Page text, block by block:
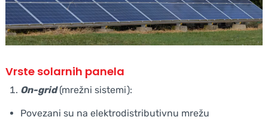
Vrste solarnih panela
On-grid(mrežni sistemi):
Povezani su na elektrodistributivnu mrežu